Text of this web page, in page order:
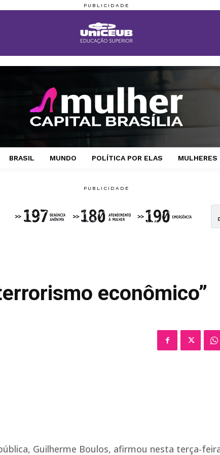
BRASIL MUNDO POLÍTICA POR ELAS MULHERES
econômico”
Guilherme Boulos, afirmou nesta terça-